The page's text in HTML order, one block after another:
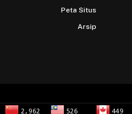
Peta Situs
Arsip